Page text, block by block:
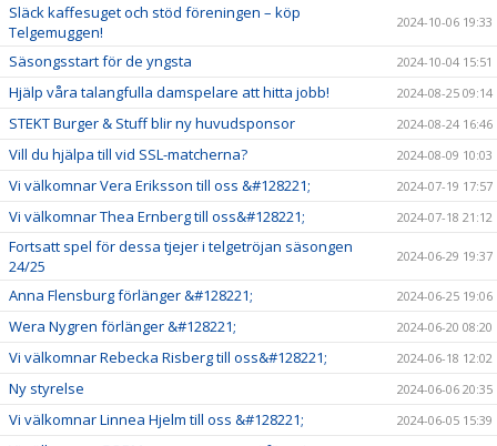
Släck kaffesuget och stöd föreningen – köp
Telgemuggen!
2024-10-06 19:33
Säsongsstart för de yngsta 2024-10-04 15:51
Hjälp våra talangfulla damspelare att hitta jobb! 2024-08-25 09:14
STEKT Burger & Stuff blir ny huvudsponsor 2024-08-24 16:46
Vill du hjälpa till vid SSL-matcherna? 2024-08-09 10:03
Vi välkomnar Vera Eriksson till oss &#128221; 2024-07-19 17:57
Vi välkomnar Thea Ernberg till oss&#128221; 2024-07-18 21:12
Fortsatt spel för dessa tjejer i telgetröjan säsongen
24/25
2024-06-29 19:37
Anna Flensburg förlänger &#128221; 2024-06-25 19:06
Wera Nygren förlänger &#128221; 2024-06-20 08:20
Vi välkomnar Rebecka Risberg till oss&#128221; 2024-06-18 12:02
Ny styrelse 2024-06-06 20:35
Vi välkomnar Linnea Hjelm till oss &#128221; 2024-06-05 15:39